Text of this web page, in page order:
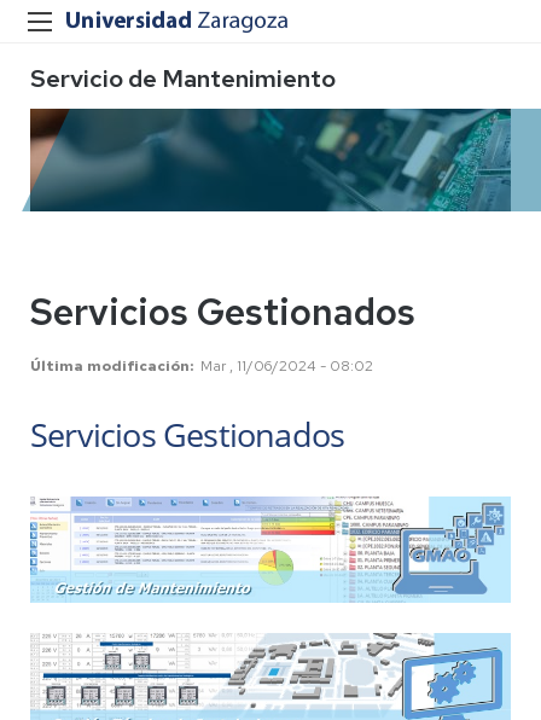
Servicio de Mantenimiento
Servicios Gestionados
Última modificación Mar , 11/06/2024 - 08:02
Servicios Gestionados